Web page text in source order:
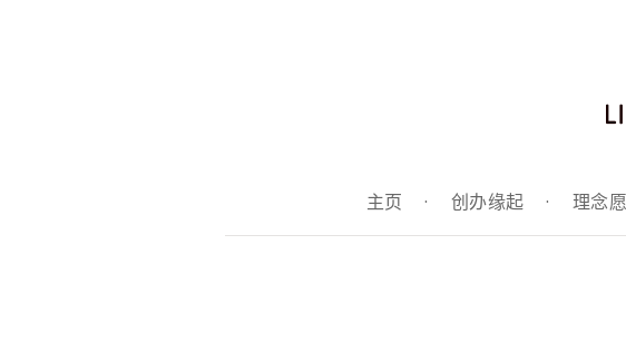
主页 · 创办缘起 · 理念